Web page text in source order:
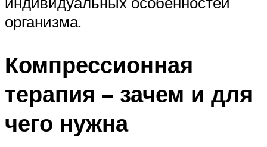
организма.
Компрессионная
терапия – зачем и для
чего нужна